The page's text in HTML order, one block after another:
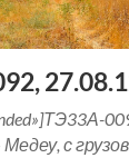
с